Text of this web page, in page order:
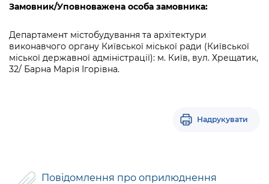
Замовник/Уповноважена особа замовника:
Департамент містобудування та архітектури
виконавчого органу Київської міської ради (Київської
міської державної адміністрації): м. Київ, вул. Хрещатик,
32/ Барна Марія Ігорівна.
Надрукувати
Повідомлення про оприлюднення